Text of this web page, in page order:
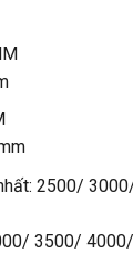
2500/
3500/